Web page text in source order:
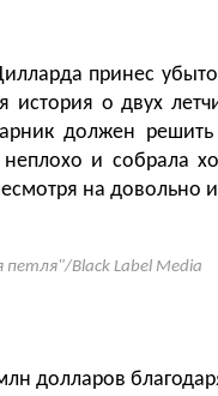
принес
история о двух
должен
неплохо и собрала
на довольно
Black Label Media
долларов